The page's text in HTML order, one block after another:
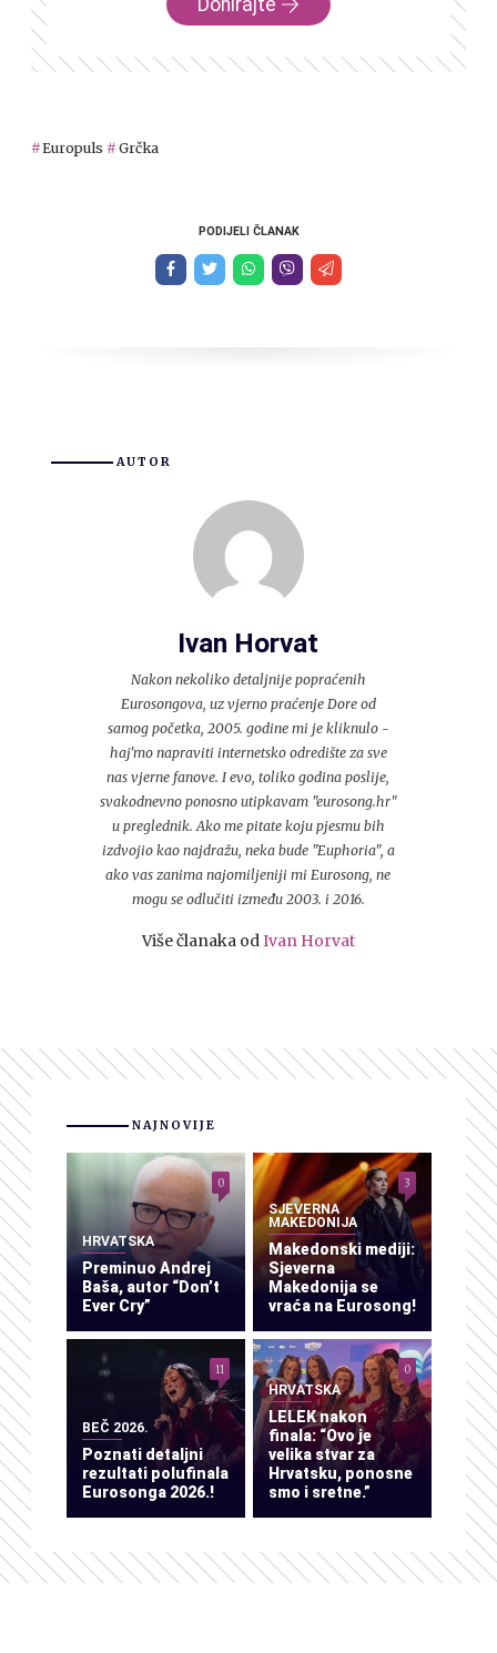
Europuls Grčka
PODIJELI ČLANAK
AUTOR
Ivan Horvat
Nakon nekoliko detaljnije popraćenih
Eurosongova, uz vjerno praćenje Dore od
samog početka, 2005. godine mi je kliknulo -
haj'mo napraviti internetsko odredište za sve
nas vjerne fanove. I evo, toliko godina poslije,
svakodnevno ponosno utipkavam "eurosong.hr"
u preglednik. Ako me pitate koju pjesmu bih
izdvojio kao najdražu, neka bude "Euphoria", a
ako vas zanima najomiljeniji mi Eurosong, ne
mogu se odlučiti između 2003. i 2016.
Više članaka odIvan Horvat
NAJNOVIJE
HRVATSKA
Preminuo Andrej
Baša, autor “Don’t
Ever Cry”
0
SJEVERNA
MAKEDONIJA
Makedonski mediji:
Sjeverna
Makedonija se
vraća na Eurosong!
3
BEČ 2026.
Poznati detaljni
rezultati polufinala
Eurosonga 2026.!
11
HRVATSKA
LELEK nakon
finala: “Ovo je
velika stvar za
Hrvatsku, ponosne
smo i sretne.”
0